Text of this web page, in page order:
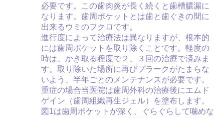
必要です。この歯肉炎が長く続くと歯槽膿漏に
なります。歯周ポケットとは歯と歯ぐきの間に
出来るウミのフクロです。
進行度によって治療法は異なりますが、根本的
には歯周ポケットを取り除くことです。軽度の
時は、かき取る程度で２、３回の治療で済みま
す。取り除いた場所に再びプラークがたまらな
いよう、半年ごとのメンテナンスが必要です。
重症の場合当医院は歯周外科の治療後にエムド
ゲイン（歯周組織再生ジェル）を塗布します。
図1は歯周ポケットが深く、ぐらぐらして噛めな